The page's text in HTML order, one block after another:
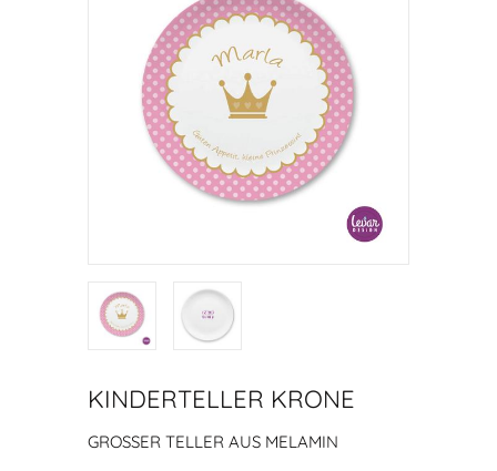
KINDERTELLER KRONE
GROSSER TELLER AUS MELAMIN